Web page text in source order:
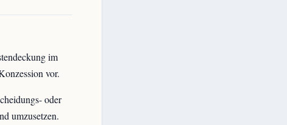
im
vor.
oder
umzusetzen.